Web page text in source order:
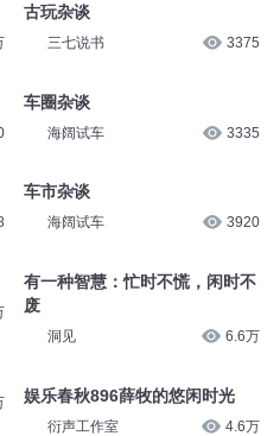
古玩杂谈
三七说书 3375
车圈杂谈
海阔试车 3335
车市杂谈
海阔试车 3920
有一种智慧：忙时不慌，闲时不
废
洞见 6.6万
娱乐春秋896薛牧的悠闲时光
衍声工作室 4.6万